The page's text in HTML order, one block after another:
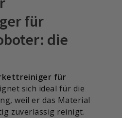
für
die
für
sich ideal für die
weil er das Material
zuverlässig reinigt.